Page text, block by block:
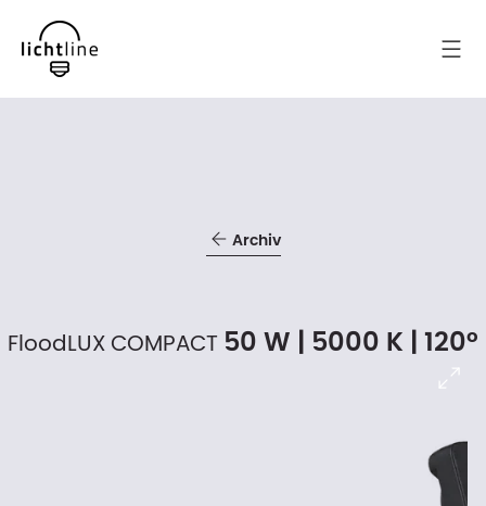
Archiv
FloodLUX COMPACT 50 W | 5000 K | 120°